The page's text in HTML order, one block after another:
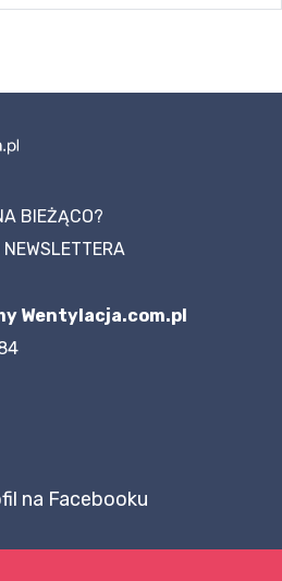
BIEŻĄCO?
Wentylacja.com.pl
na Facebooku